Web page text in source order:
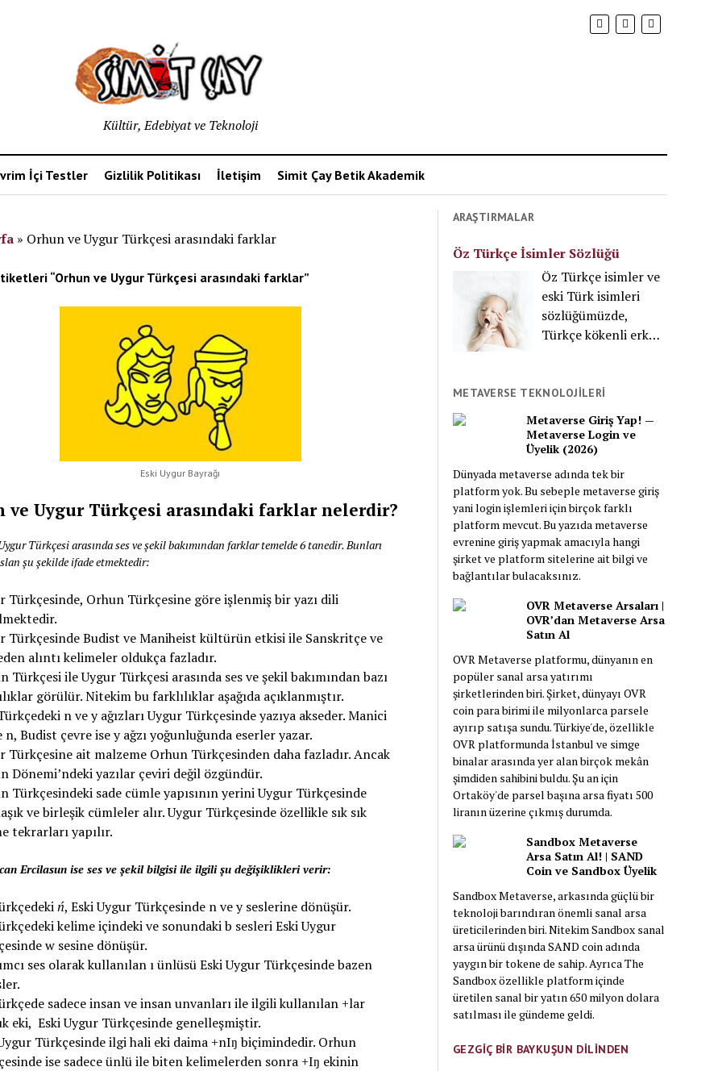
Kültür, Edebiyat ve Teknoloji
İçi Testler Gizlilik Politikası İletişim Simit Çay Betik Akademik
» Orhun ve Uygur Türkçesi arasındaki farklar
“Orhun ve Uygur Türkçesi arasındaki farklar”
Eski Uygur Bayrağı
ve Uygur Türkçesi arasındaki farklar nelerdir?
Türkçesi arasında ses ve şekil bakımından farklar temelde 6 tanedir. Bunları
şu şekilde ifade etmektedir:
Türkçesinde, Orhun Türkçesine göre işlenmiş bir yazı dili
Türkçesinde Budist ve Maniheist kültürün etkisi ile Sanskritçe ve
alıntı kelimeler oldukça fazladır.
Türkçesi ile Uygur Türkçesi arasında ses ve şekil bakımından bazı
görülür. Nitekim bu farklılıklar aşağıda açıklanmıştır.
n ve y ağızları Uygur Türkçesinde yazıya akseder. Manici
n, Budist çevre ise y ağzı yoğunluğunda eserler yazar.
Türkçesine ait malzeme Orhun Türkçesinden daha fazladır. Ancak
Dönemi’ndeki yazılar çeviri değil özgündür.
Türkçesindeki sade cümle yapısının yerini Uygur Türkçesinde
ve birleşik cümleler alır.Uygur Türkçesinde özellikle sık sık
tekrarları yapılır.
Ercilasun ise ses ve şekil bilgisi ile ilgili şu değişiklikleri verir:
ń, Eski Uygur Türkçesinde n ve y seslerine dönüşür.
kelime içindeki ve sonundaki b sesleri Eski Uygur
w sesine dönüşür.
ses olarak kullanılan ı ünlüsü Eski Uygur Türkçesinde bazen
sadece insan ve insan unvanları ile ilgili kullanılan +lar
eki, Eski Uygur Türkçesinde genelleşmiştir.
Türkçesinde ilgi hali eki daima +nIŋ biçimindedir. Orhun
ise sadece ünlü ile biten kelimelerden sonra +Iŋ ekinin
ARAŞTIRMALAR
Öz Türkçe İsimler Sözlüğü
Öz Türkçe isimler ve
eski Türk isimleri
sözlüğümüzde,
Türkçe kökenli erkek
incelendi. Nitekim şu
an göz attığınız
Türkçe bebek adları,
Göktürkçe isimler,
Türk prenslerinin,
prenseslerinin
isimleri, Türk
büyüklerinin adları,
Türk hükümdarları
ve Hun isimleri gibi
Ayrıca söylenişi
güzel Azerbaycan,
Kazak, Özbek, Kırgız
ve Altay isimleri de
listeye eklendi.
METAVERSE TEKNOLOJİLERİ
Metaverse Giriş Yap! —
Metaverse Login ve
Üyelik (2026)
Dünyada metaverse adında tek bir
platform yok. Bu sebeple metaverse giriş
yani login işlemleri için birçok farklı
platform mevcut. Bu yazıda metaverse
evrenine giriş yapmak amacıyla hangi
şirket ve platform sitelerine ait bilgi ve
bağlantılar bulacaksınız.
OVR Metaverse Arsaları |
OVR’dan Metaverse Arsa
Satın Al
OVR Metaverse platformu, dünyanın en
popüler sanal arsa yatırımı
şirketlerinden biri. Şirket, dünyayı OVR
coin para birimi ile milyonlarca parsele
ayırıp satışa sundu. Türkiye'de, özellikle
OVR platformunda İstanbul ve simge
binalar arasında yer alan birçok mekân
şimdiden sahibini buldu. Şu an için
Ortaköy'de parsel başına arsa fiyatı 500
liranın üzerine çıkmış durumda.
Sandbox Metaverse
Arsa Satın Al! | SAND
Coin ve Sandbox Üyelik
Sandbox Metaverse, arkasında güçlü bir
teknoloji barındıran önemli sanal arsa
üreticilerinden biri. Nitekim Sandbox sanal
arsa ürünü dışında SAND coin adında
yaygın bir tokene de sahip. Ayrıca The
Sandbox özellikle platform içinde
üretilen sanal bir yatın 650 milyon dolara
satılması ile gündeme geldi.
GEZGİÇ BİR BAYKUŞUN DİLİNDEN